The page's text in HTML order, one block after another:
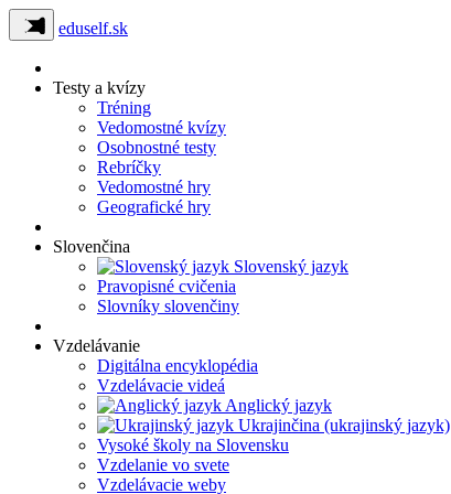
eduself.sk
Testy a kvízy
Tréning
Vedomostné kvízy
Osobnostné testy
Rebríčky
Vedomostné hry
Geografické hry
Slovenčina
Slovenský jazyk
Pravopisné cvičenia
Slovníky slovenčiny
Vzdelávanie
Digitálna encyklopédia
Vzdelávacie videá
Anglický jazyk
Ukrajinčina (ukrajinský jazyk)
Vysoké školy na Slovensku
Vzdelanie vo svete
Vzdelávacie weby